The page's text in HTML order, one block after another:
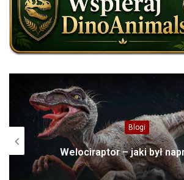
Blogi
Welociraptor – jaki był